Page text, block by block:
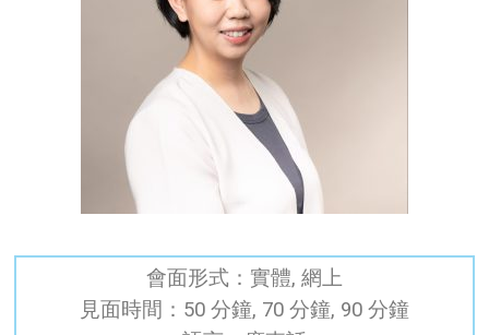
會面形式： 實體, 網上
見面時間： 50 分鐘, 70 分鐘, 90 分鐘